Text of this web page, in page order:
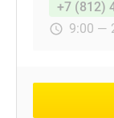
+7 (812)
9:00 —